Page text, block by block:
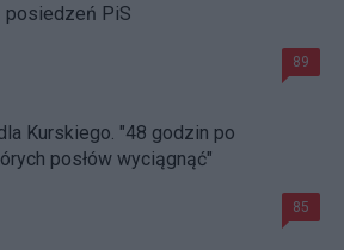
posiedzeń PiS
89
Kurskiego. "48 godzin po
posłów wyciągnąć"
85